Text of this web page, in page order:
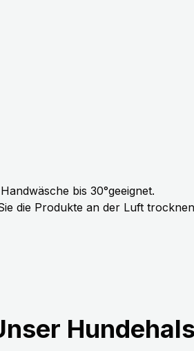
bis 30°geeignet.
die Produkte an der Luft